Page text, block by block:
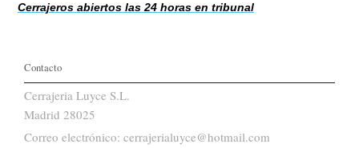
Cerrajeros abiertos las 24 horas en tribunal
Contacto
Cerrajeria Luyce S.L.
Madrid 28025
Correo electrónico: cerrajerialuyce@hotmail.com